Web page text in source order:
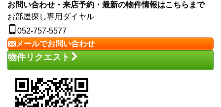
お問い合わせ・来店予約・最新の物件情報はこちらまで
お部屋探し専用ダイヤル
052-757-5577
メールでお問い合わせ
物件リクエスト